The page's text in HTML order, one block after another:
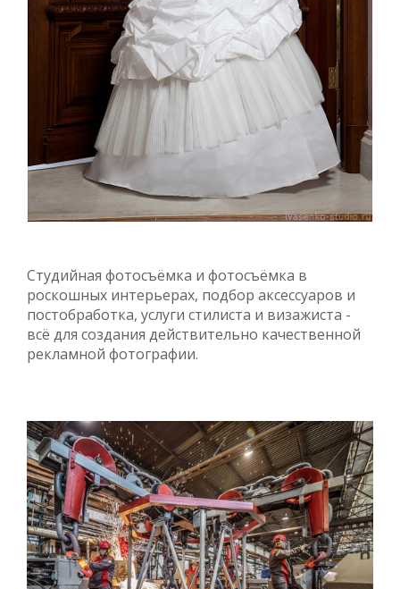
Студийная фотосъёмка и фотосъёмка в
роскошных интерьерах, подбор аксессуаров и
постобработка, услуги стилиста и визажиста -
всё для создания действительно качественной
рекламной фотографии.